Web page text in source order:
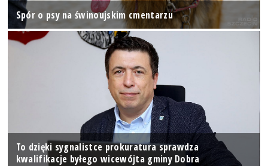
Spór o psy na świnoujskim cmentarzu
To dzięki sygnalistce prokuratura sprawdza
kwalifikacje byłego wicewójta gminy Dobra